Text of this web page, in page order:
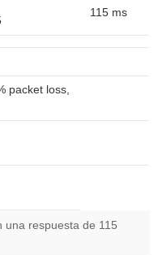
115 ms
packet loss,
una respuesta de 115